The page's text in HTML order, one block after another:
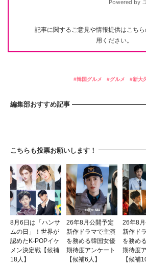
記事に関するご意見や情報提供はこち
用ください。
韓国グルメ グルメ 新大
編集部おすすめ記事
こちらも投票お願いします！
8月6日は「ハンサ
ムの日」！世界が
認めたK-POPイケ
メン決定戦【候補
18人】
26年8月公開予定
新作ドラマで主演
を務める韓国女優
期待度アンケート
【候補6人】
26年8
新作ド
を務め
期待度
【候補